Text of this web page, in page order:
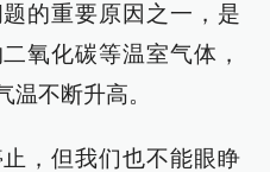
的重要原因之一，是
氧化碳等温室气体，
温不断升高。
，但我们也不能眼睁